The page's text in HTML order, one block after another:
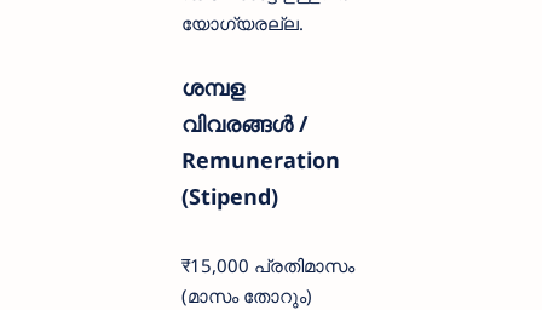
യോഗ്യരല്ല.
ശമ്പള
വിവരങ്ങൾ /
Remuneration
(Stipend)
₹15,000 പ്രതിമാസം
(മാസം തോറും)